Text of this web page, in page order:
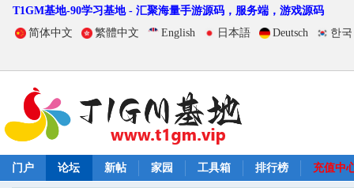
T1GM基地-90学习基地 - 汇聚海量手游源码，服务端，游戏源码
简体中文
繁體中文 English 日本語 Deutsch 한
门户 论坛 新帖 家园 工具箱 排行榜 充值中